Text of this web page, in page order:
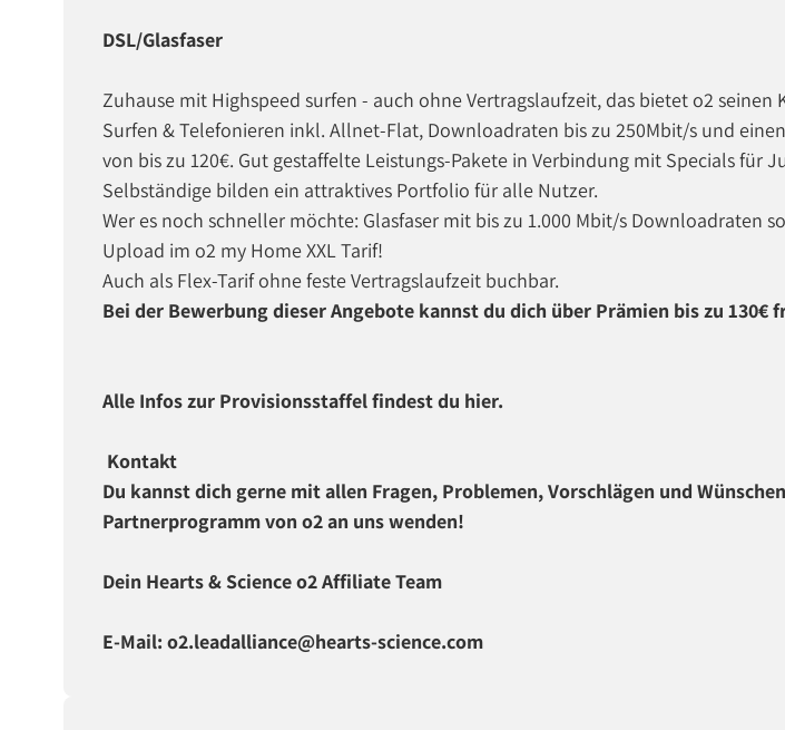
DSL/Glasfaser
Zuhause mit Highspeed surfen - auch ohne Vertragslaufzeit, das bietet o2 seinen
Surfen & Telefonieren inkl. Allnet-Flat, Downloadraten bis zu 250Mbit/s und
von bis zu 120€. Gut gestaffelte Leistungs-Pakete in Verbindung mit Specials für
Selbständige bilden ein attraktives Portfolio für alle Nutzer.
Wer es noch schneller möchte: Glasfaser mit bis zu 1.000 Mbit/s Downloadraten
Upload im o2 my Home XXL Tarif!
Auch als Flex-Tarif ohne feste Vertragslaufzeit buchbar.
Bei der Bewerbung dieser Angebote kannst du dich über Prämien bis zu 130€
Alle Infos zur Provisionsstaffel findest du hier.
Kontakt
Du kannst dich gerne mit allen Fragen, Problemen, Vorschlägen und
Partnerprogramm von o2 an uns wenden!
Dein Hearts & Science o2 Affiliate Team
E-Mail: o2.leadalliance@hearts-science.com